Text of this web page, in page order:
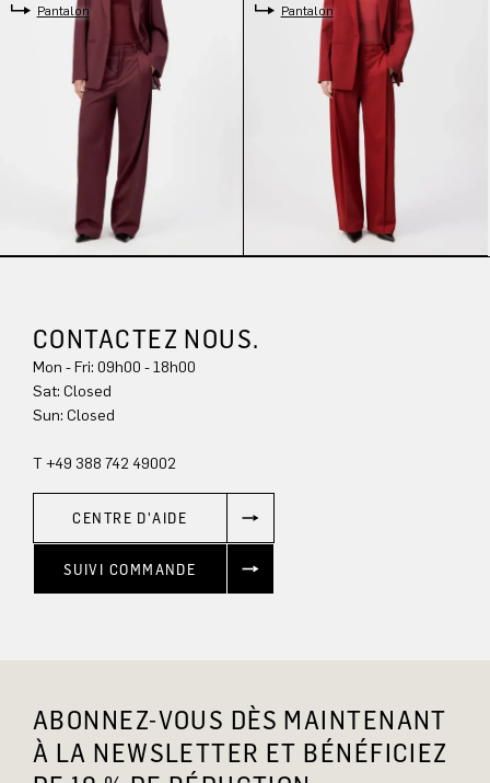
Pantalon
Pantalon
CONTACTEZ NOUS.
Mon - Fri: 09h00 - 18h00
Sat: Closed
Sun: Closed
T +49 388 742 49002
CENTRE D'AIDE
SUIVI COMMANDE
ABONNEZ-VOUS DÈS MAINTENANT
À LA NEWSLETTER ET BÉNÉFICIEZ